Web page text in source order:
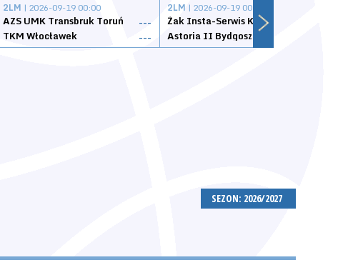
2LM | 2026-09-19 00:00
AZS UMK Transbruk Toruń
---
TKM Włocławek
---
2LM | 2026-09-19 00:00
Żak Insta-Serwis Koszalin
Astoria II Bydgoszcz
SEZON: 2026/2027